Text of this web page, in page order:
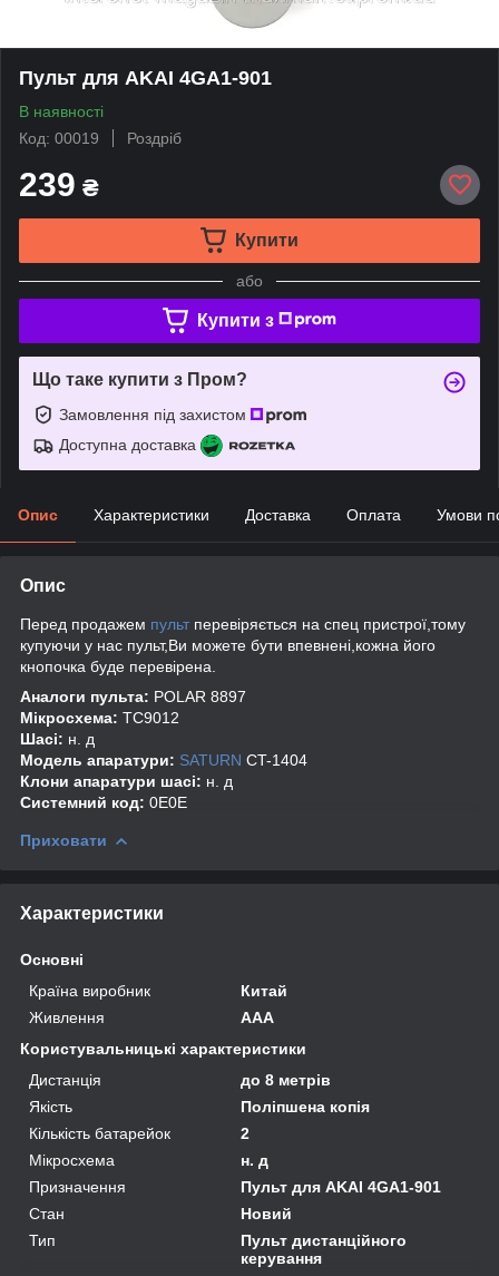
Пульт для AKAI 4GA1-901
В наявності
Код: 00019
Роздріб
239 ₴
Купити
або
Купити з
Що таке купити з Пром?
Замовлення під захистом
Доступна доставка
Опис Характеристики Доставка Оплата Умови
Опис
Перед продажем пульт перевіряється на спец пристрої,тому
купуючи у нас пульт,Ви можете бути впевнені,кожна його
кнопочка буде перевірена.
Аналоги пульта: POLAR 8897
Мікросхема: TC9012
Шасі: н. д
Модель апаратури: SATURN CT-1404
Клони апаратури шасі: н. д
Системний код: 0E0E
Приховати
Характеристики
Основні
Країна виробник
Китай
Живлення
AAA
Користувальницькі характеристики
Дистанція
до 8 метрів
Якість
Поліпшена копія
Кількість батарейок
2
Мікросхема
н. д
Призначення
Пульт для AKAI 4GA1-901
Стан
Новий
Тип
Пульт дистанційного
керування